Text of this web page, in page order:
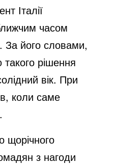
Італії
часом
За його словами,
рішення
вік. При
коли саме
щорічного
з нагоди